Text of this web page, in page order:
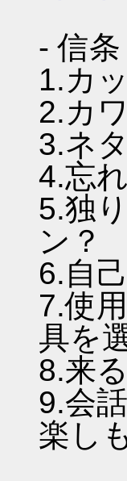
- 信条
1.カ
2.カ
3.ネ
4.忘
5.独
ン？
6.自
7.使
具を
8.来
9.会
楽し